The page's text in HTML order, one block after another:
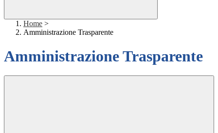
Home >
Amministrazione Trasparente
Amministrazione Trasparente